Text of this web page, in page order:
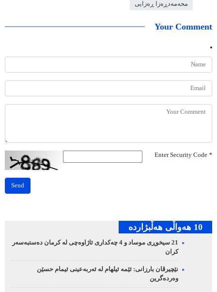
محەمەدڕەزا ڕەزایی
Your Comment
*
Send
10 هه‌واڵی هه‌ڵبژارده‌
21 سیخوڕی موساد و 4 چەکداری ئاژاوەچی لە کرمان دەستبەسەر
کران
نێچیرڤان بارزانی: ئێمە ئیلهام لە ئەربەعینی ئیمام حسێن
وەردەگرین